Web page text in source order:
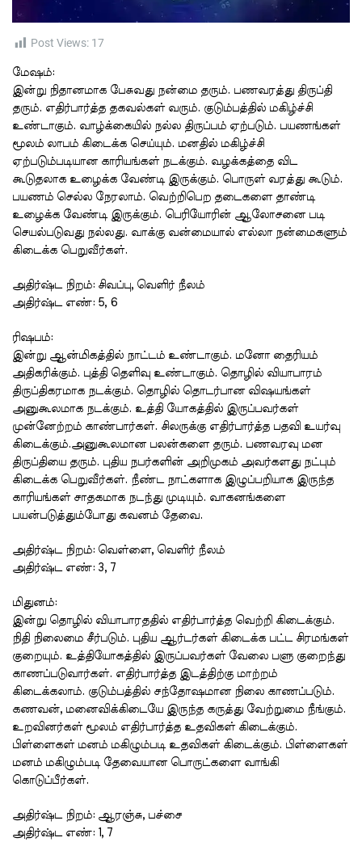
m
Post Views: 17
மேஷம்:
இன்று நிதானமாக பேசுவது நன்மை தரும். பணவரத்து திருப்தி
தரும். எதிர்பார்த்த தகவல்கள் வரும். குடும்பத்தில் மகிழ்ச்சி
உண்டாகும். வாழ்க்கையில் நல்ல திருப்பம் ஏற்படும். பயணங்கள்
மூலம் லாபம் கிடைக்க செய்யும். மனதில் மகிழ்ச்சி
ஏற்படும்படியான காரியங்கள் நடக்கும். வழக்கத்தை விட
கூடுதலாக உழைக்க வேண்டி இருக்கும். பொருள் வரத்து கூடும்.
பயணம் செல்ல நேரலாம். வெற்றிபெற தடைகளை தாண்டி
உழைக்க வேண்டி இருக்கும். பெரியோரின் ஆலோசனை படி
செயல்படுவது நல்லது. வாக்கு வன்மையால் எல்லா நன்மைகளும்
கிடைக்க பெறுவீர்கள்.
அதிர்ஷ்ட நிறம்: சிவப்பு, வெளிர் நீலம்
அதிர்ஷ்ட எண்: 5, 6
ரிஷபம்:
இன்று ஆன்மிகத்தில் நாட்டம் உண்டாகும். மனோ தைரியம்
அதிகரிக்கும். புத்தி தெளிவு உண்டாகும். தொழில் வியாபாரம்
திருப்திகரமாக நடக்கும். தொழில் தொடர்பான விஷயங்கள்
அனுகூலமாக நடக்கும். உத்தி யோகத்தில் இருப்பவர்கள்
முன்னேற்றம் காண்பார்கள். சிலருக்கு எதிர்பார்த்த பதவி உயர்வு
கிடைக்கும்.அனுகூலமான பலன்களை தரும். பணவரவு மன
திருப்தியை தரும். புதிய நபர்களின் அறிமுகம் அவர்களது நட்பும்
கிடைக்க பெறுவீர்கள். நீண்ட நாட்களாக இழுப்பறியாக இருந்த
காரியங்கள் சாதகமாக நடந்து முடியும். வாகனங்களை
பயன்படுத்தும்போது கவனம் தேவை.
அதிர்ஷ்ட நிறம்: வெள்ளை, வெளிர் நீலம்
அதிர்ஷ்ட எண்: 3, 7
மிதுனம்:
இன்று தொழில் வியாபாரததில் எதிர்பார்த்த வெற்றி கிடைக்கும்.
நிதி நிலைமை சீர்படும். புதிய ஆர்டர்கள் கிடைக்க பட்ட சிரமங்கள்
குறையும். உத்தியோகத்தில் இருப்பவர்கள் வேலை பளு குறைந்து
காணப்படுவார்கள். எதிர்பார்த்த இடத்திற்கு மாற்றம்
கிடைக்கலாம். குடும்பத்தில் சந்தோஷமான நிலை காணப்படும்.
கணவன், மனைவிக்கிடையே இருந்த கருத்து வேற்றுமை நீங்கும்.
உறவினர்கள் மூலம் எதிர்பார்த்த உதவிகள் கிடைக்கும்.
பிள்ளைகள் மனம் மகிழும்படி உதவிகள் கிடைக்கும். பிள்ளைகள்
மனம் மகிழும்படி தேவையான பொருட்களை வாங்கி
கொடுப்பீர்கள்.
அதிர்ஷ்ட நிறம்: ஆரஞ்சு, பச்சை
அதிர்ஷ்ட எண்: 1, 7